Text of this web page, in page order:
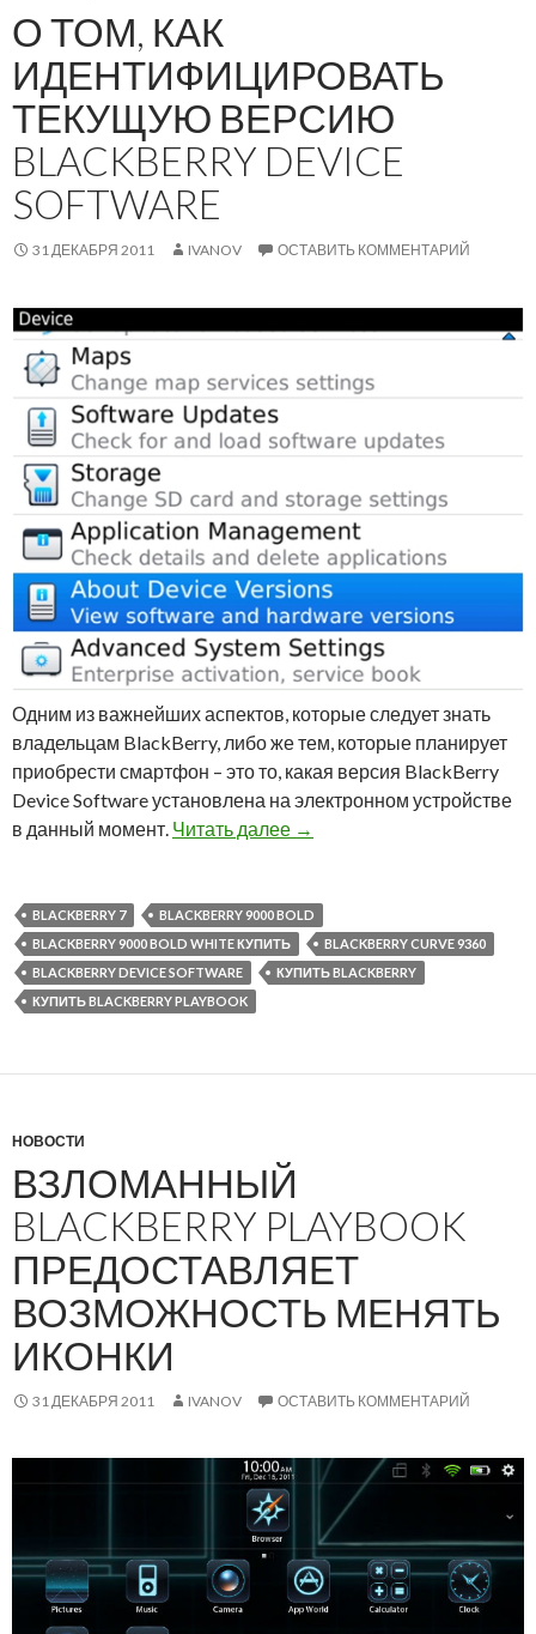
О ТОМ, КАК
ИДЕНТИФИЦИРОВАТЬ
ТЕКУЩУЮ ВЕРСИЮ
BLACKBERRY DEVICE
SOFTWARE
31 ДЕКАБРЯ 2011 IVANOV ОСТАВИТЬ КОММЕНТАРИЙ
Одним из важнейших аспектов, которые следует знать
владельцам BlackBerry, либо же тем, которые планирует
приобрести смартфон – это то, какая версия BlackBerry
Device Software установлена на электронном устройстве
в данный момент. Читать далее О том, как
→
BLACKBERRY 7
BLACKBERRY 9000 BOLD
BLACKBERRY 9000 BOLD WHITE КУПИТЬ
BLACKBERRY CURVE 9360
BLACKBERRY DEVICE SOFTWARE
КУПИТЬ BLACKBERRY
КУПИТЬ BLACKBERRY PLAYBOOK
НОВОСТИ
ВЗЛОМАННЫЙ
BLACKBERRY PLAYBOOK
ПРЕДОСТАВЛЯЕТ
ВОЗМОЖНОСТЬ МЕНЯТЬ
ИКОНКИ
31 ДЕКАБРЯ 2011 IVANOV ОСТАВИТЬ КОММЕНТАРИЙ